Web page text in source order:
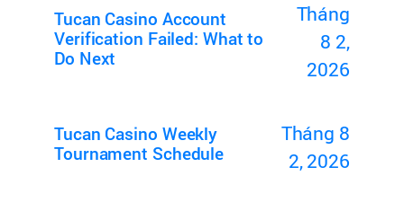
Tucan Casino Account
Verification Failed: What to
Do Next
Tháng
8 2,
2026
Tucan Casino Weekly
Tournament Schedule
Tháng 8
2, 2026